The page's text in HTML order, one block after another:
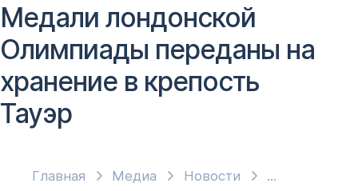
Главная Медиа Новости
Медали лондонской
Олимпиады переданы на
хранение в крепость
Тауэр